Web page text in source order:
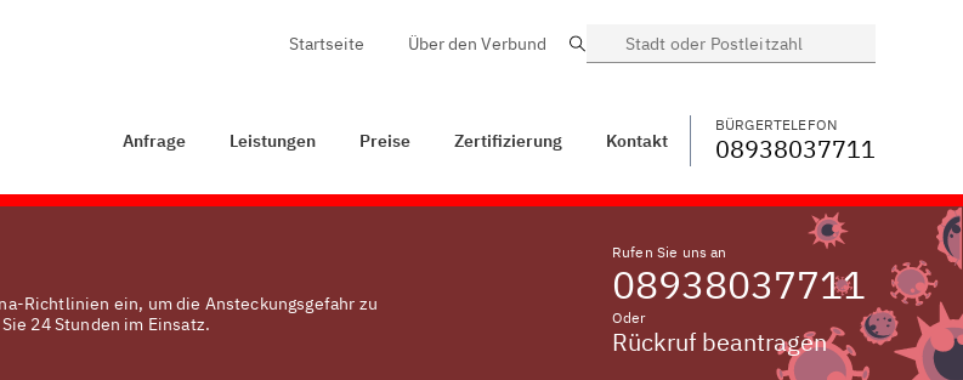
BÜRGERTELEFON WECHSELN
Startseite Über den Verbund Suche
Anfrage Leistungen Preise Zertifizierung Kontakt
BÜRGERTELEFON
08938037711
Richtlinien ein, um die Ansteckungsgefahr zu
24 Stunden im Einsatz.
Rufen Sie uns an
08938037711
Oder
Rückruf beantragen